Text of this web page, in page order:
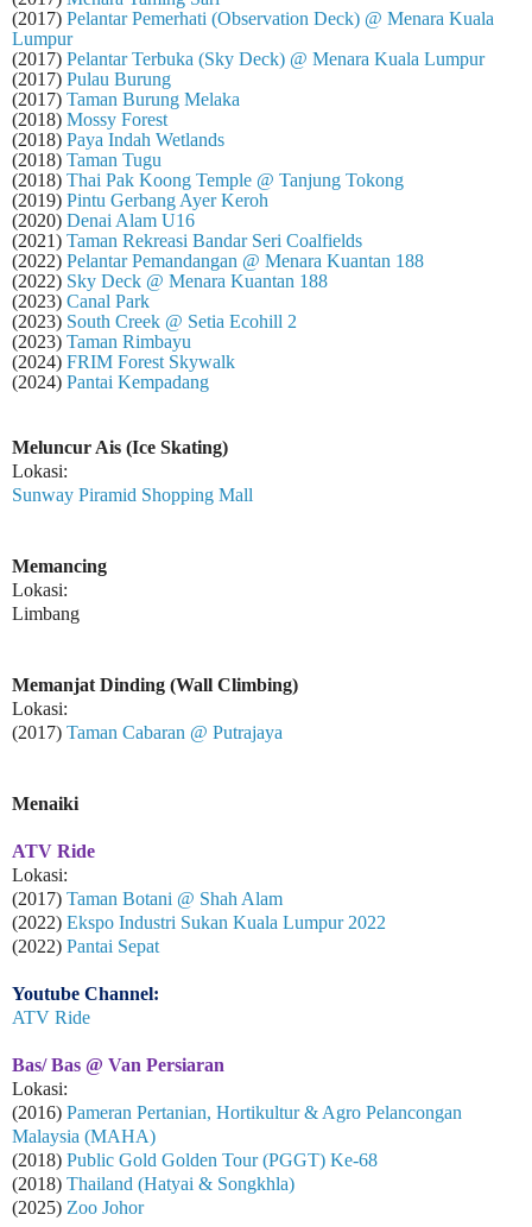
(2017) Pelantar Pemerhati (Observation Deck) @ Menara Kuala
Lumpur
(2017) Pelantar Terbuka (Sky Deck) @ Menara Kuala Lumpur
(2017) Pulau Burung
(2017) Taman Burung Melaka
(2018) Mossy Forest
(2018) Paya Indah Wetlands
(2018) Taman Tugu
(2018) Thai Pak Koong Temple @ Tanjung Tokong
(2019) Pintu Gerbang Ayer Keroh
(2020) Denai Alam U16
(2021) Taman Rekreasi Bandar Seri Coalfields
(2022) Pelantar Pemandangan @ Menara Kuantan 188
(2022) Sky Deck @ Menara Kuantan 188
(2023) Canal Park
(2023) South Creek @ Setia Ecohill 2
(2023) Taman Rimbayu
(2024) FRIM Forest Skywalk
(2024) Pantai Kempadang
Meluncur Ais (Ice Skating)
Lokasi:
Sunway Piramid Shopping Mall
Memancing
Lokasi:
Limbang
Memanjat Dinding (Wall Climbing)
Lokasi:
(2017) Taman Cabaran @ Putrajaya
Menaiki
ATV Ride
Lokasi:
(2017) Taman Botani @ Shah Alam
(2022) Ekspo Industri Sukan Kuala Lumpur 2022
(2022) Pantai Sepat
Youtube Channel:
ATV Ride
Bas/ Bas @ Van Persiaran
Lokasi:
(2016) Pameran Pertanian, Hortikultur & Agro Pelancongan
Malaysia (MAHA)
(2018) Public Gold Golden Tour (PGGT) Ke-68
(2018) Thailand (Hatyai & Songkhla)
(2025) Zoo Johor